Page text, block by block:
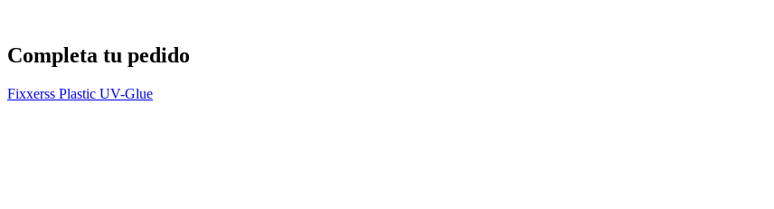
Completa tu pedido
Fixxerss Plastic UV-Glue